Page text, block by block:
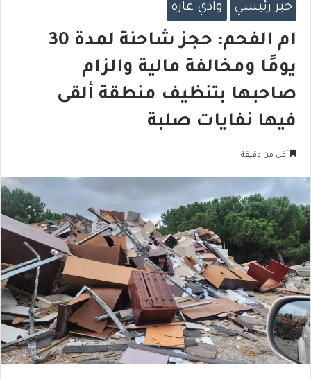
خبر رئيسي وادي عاره
ام الفحم: حجز شاحنة لمدة 30
يومًا ومخالفة مالية والزام
صاحبها بتنظيف منطقة ألقى
فيها نفايات صلبة
أقل من دقيقة